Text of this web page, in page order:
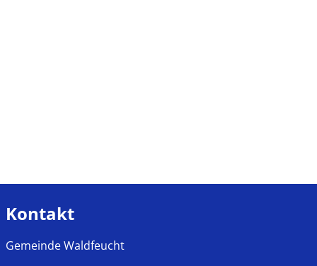
Kontakt
Gemeinde Waldfeucht